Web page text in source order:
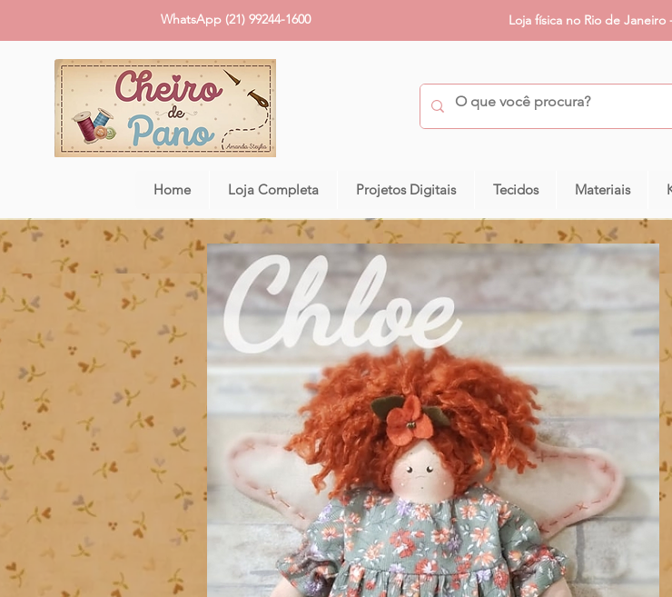
WhatsApp (21) 99244-1600 Loja física no Rio de Janeiro
Home Loja Completa Projetos Digitais Tecidos Materiais